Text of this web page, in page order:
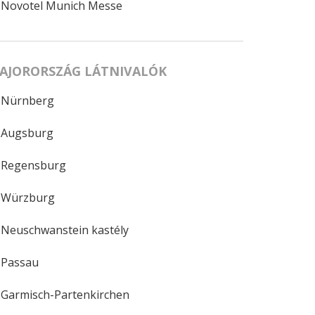
Novotel Munich Messe
LÁTNIVALÓK
Nürnberg
Augsburg
Regensburg
Würzburg
Neuschwanstein kastély
Passau
Garmisch-Partenkirchen